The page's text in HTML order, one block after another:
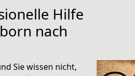
Hilfe
nach
Sie wissen nicht,